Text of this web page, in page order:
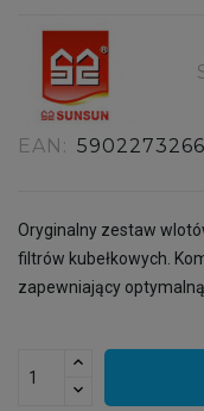
EAN:
Oryginalny zestaw
filtrów kubełkowych.
zapewniający